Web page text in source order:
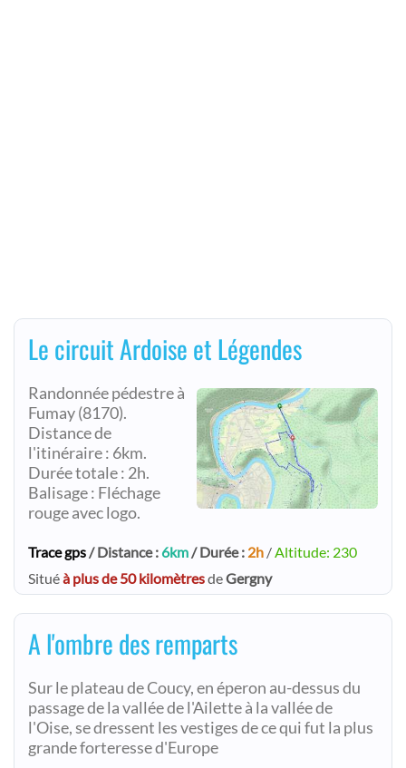
Le circuit Ardoise et Légendes
Randonnée pédestre à
Fumay (8170).
Distance de
l'itinéraire : 6km.
Durée totale : 2h.
Balisage : Fléchage
rouge avec logo.
Trace gps/ Distance : 6km/ Durée : 2h /Altitude: 230
Situéà plus de 50 kilomètresdeGergny
A l'ombre des remparts
Sur le plateau de Coucy, en éperon au-dessus du
passage de la vallée de l'Ailette à la vallée de
l'Oise, se dressent les vestiges de ce qui fut la plus
grande forteresse d'Europe